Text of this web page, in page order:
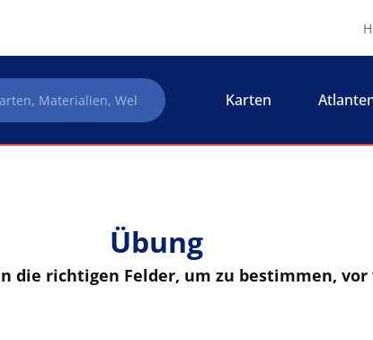
Karten
Übung
die richtigen Felder, um zu bestimmen,